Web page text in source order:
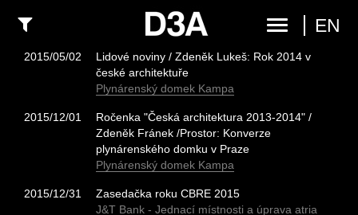
EN
2015/05/02
Lidové noviny / Zdeněk Lukeš: Rok 2014 v
české architektuře
Plynárenský domek Kampa
2015/12/01
Ročenka "Česká architektura 2013-2014" /
Zdeněk Fránek /Prostor: Konverze
plynárenského domku v Praze
Plynárenský domek Kampa
2015/12/31
Zasedačka roku CBRE 2015
J&T Bank - Jednací místnosti a úprava atria